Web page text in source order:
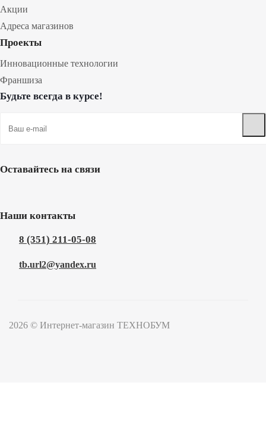
Акции
Адреса магазинов
Проекты
Инновационные технологии
Франшиза
Будьте всегда в курсе!
Оставайтесь на связи
Наши контакты
8 (351) 211-05-08
tb.url2@yandex.ru
2026 © Интернет-магазин ТЕХНОБУМ